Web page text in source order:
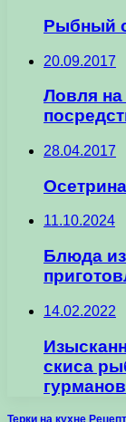
Рыбный
20.09.2017
Ловля
28.04.2017
11.10.2024
Блюда
14.02.2022
скиса
гурманов